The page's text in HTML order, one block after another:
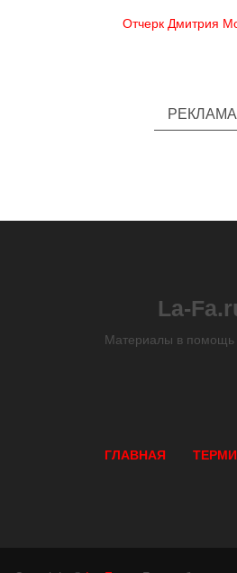
Отчерк Дмитрия
РЕКЛАМА
La-
Материалы в помощь
ГЛАВНАЯ